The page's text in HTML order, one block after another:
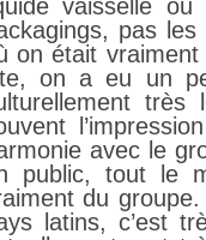
vaisselle
pas
on était vraiment
on a eu un
avec le
public, tout le
du
latins, c’est